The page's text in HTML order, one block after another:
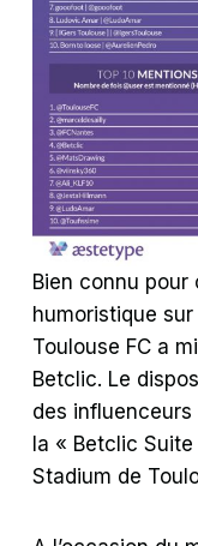
Bien connu pour
humoristique
Toulouse FC a
Betclic. Le
des
la « Betclic
Stadium de